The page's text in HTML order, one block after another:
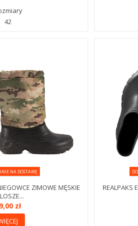
42
NA DOSTAWĘ
ZIMOWE MĘSKIE
zł
REALPAKS